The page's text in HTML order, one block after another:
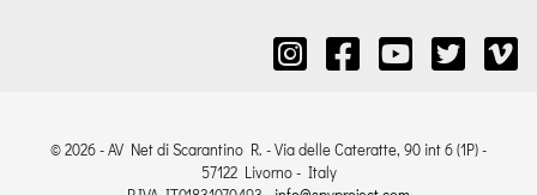
© 2026 - AV Net di Scarantino R. - Via delle Cateratte, 90 int 6 (1P) -
57122 Livorno - Italy